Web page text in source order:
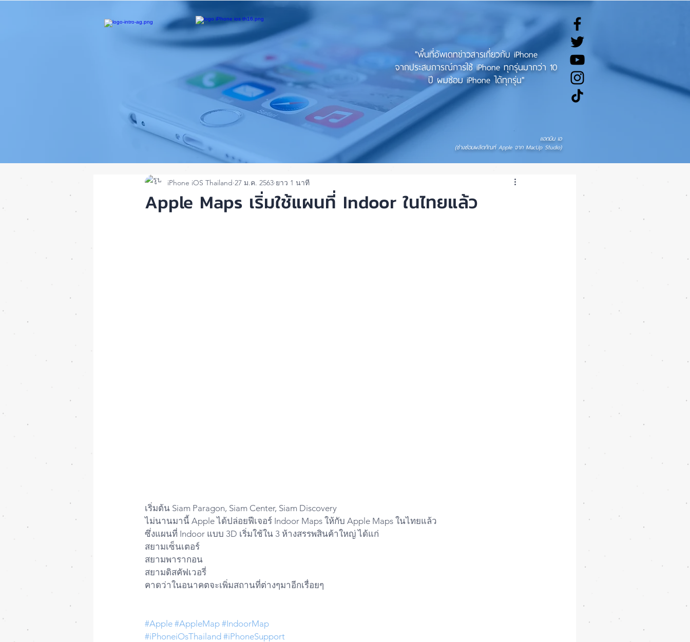
"พื้นที่อัพเดทข่าวสารเกี่ยวกับ iPhone
จากประสบการณ์การใช้ iPhone ทุกรุ่นมากว่า 10
ปี ผมซ่อม iPhone ได้ทุกรุ่น"
แอดมิน เอ
(ช่างซ่อมผลิตภัณฑ์ Apple จาก MacUp Studio)
Apple Maps เริ่มใช้แผนที่ Indoor ในไทยแล้ว
iPhone iOS Thailand 27 ม.ค. 2563 ยาว 1 นาที
เริ่มต้น Siam Paragon, Siam Center, Siam Discovery
ไม่นานมานี้ Apple ได้ปล่อยฟีเจอร์ Indoor Maps ให้กับ Apple Maps ในไทยแล้ว
ซึ่งแผนที่ Indoor แบบ 3D เริ่มใช้ใน 3 ห้างสรรพสินค้าใหญ่ ได้แก่
สยามเซ็นเตอร์
สยามพารากอน
สยามดิสคัฟเวอรี่
คาดว่าในอนาคตจะเพิ่มสถานที่ต่างๆมาอีกเรื่อยๆ
#Apple #AppleMap #IndoorMap
#iPhoneiOsThailand #iPhoneSupport